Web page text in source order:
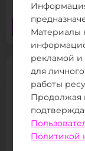
Заказать
Материалы
рекламой и
для
работы
Продолжая
Политикой